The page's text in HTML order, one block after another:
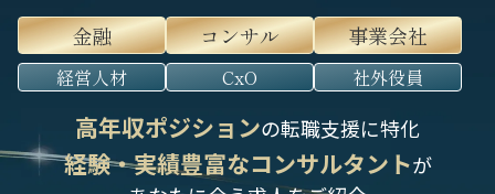
金融
コンサル 事業会社
経営人材 CxO 社外役員
高年収ポジションの転職支援に特化
経験・実績豊富なコンサルタントが